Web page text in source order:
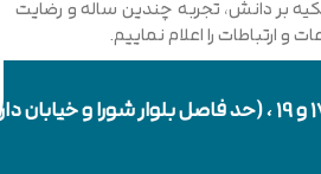
بر دانش، تجربه چندین ساله و رضایت
را اعلام نماییم.